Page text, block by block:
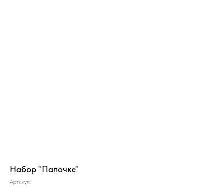
Набор "Папочке"
Артикул: